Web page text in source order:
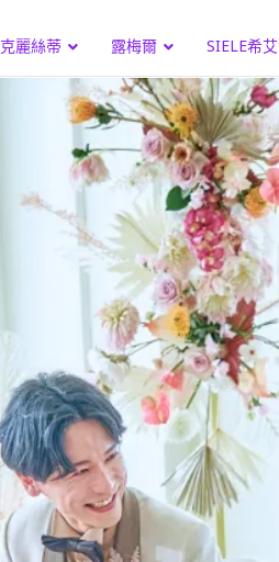
克麗絲蒂 露梅爾 SIELE希